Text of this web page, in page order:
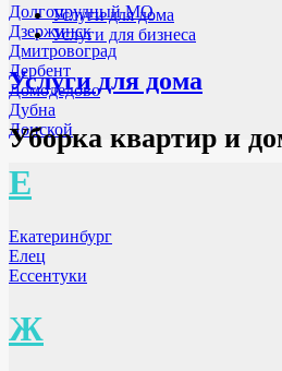
Долгопрудный МО
Дзержинск
Дмитровоград
Дербент
Домодедово
Дубна
Донской
Е
Екатеринбург
Елец
Ессентуки
Ж
Услуги для дома
Услуги для бизнеса
Услуги для дома
Уборка квартир и